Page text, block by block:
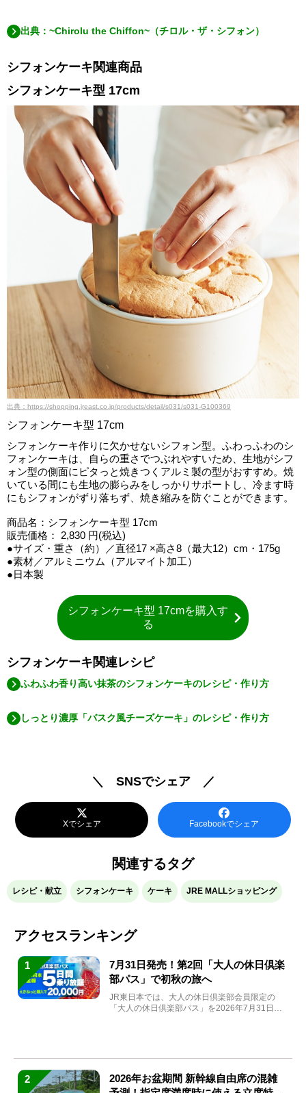
出典：~Chirolu the Chiffon~（チロル・ザ・シフォン）
シフォンケーキ関連商品
シフォンケーキ型 17cm
出典：https://shopping.jreast.co.jp/products/detail/s031/s031-G100369
シフォンケーキ型 17cm
シフォンケーキ作りに欠かせないシフォン型。ふわっふわのシ
フォンケーキは、自らの重さでつぶれやすいため、生地がシフ
ォン型の側面にピタっと焼きつくアルミ製の型がおすすめ。焼
いている間にも生地の膨らみをしっかりサポートし、冷ます時
にもシフォンがずり落ちず、焼き縮みを防ぐことができます。
商品名：シフォンケーキ型 17cm
販売価格： 2,830 円(税込)
●サイズ・重さ（約）／直径17 ×高さ8（最大12）cm・175g
●素材／アルミニウム（アルマイト加工）
●日本製
シフォンケーキ型 17cmを購入す
る
シフォンケーキ関連レシピ
ふわふわ香り高い抹茶のシフォンケーキのレシピ・作り方
しっとり濃厚「バスク風チーズケーキ」のレシピ・作り方
＼ SNSでシェア ／
Xでシェア Facebookでシェア
関連するタグ
レシピ・献立 シフォンケーキ ケーキ JRE MALLショッピング
アクセスランキング
1
7月31日発売！第2回「大人の休日倶楽
部パス」で初秋の旅へ
JR東日本では、大人の休日倶楽部会員限定の
「大人の休日倶楽部パス」を2026年7月31日
2
2026年お盆期間 新幹線自由席の混雑